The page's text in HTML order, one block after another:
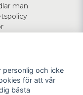
man
personlig och icke
för att vår
bästa